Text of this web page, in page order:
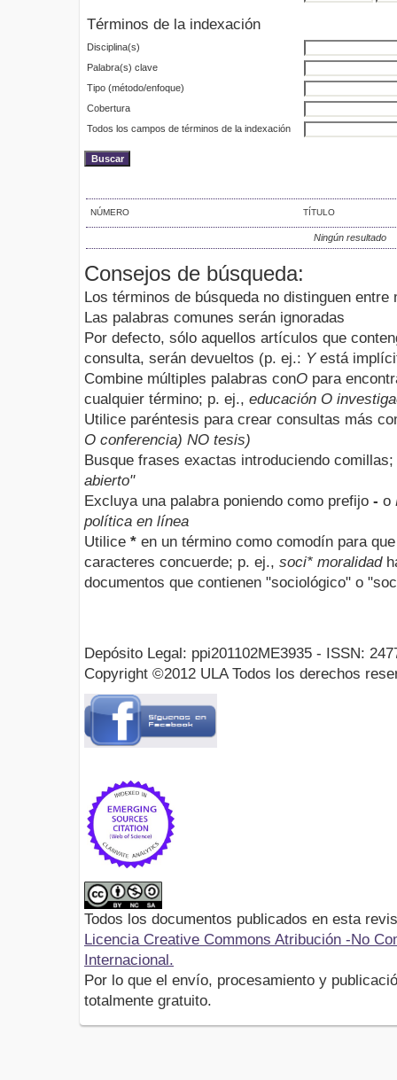
Términos de la indexación
Disciplina(s)
Palabra(s) clave
Tipo (método/enfoque)
Cobertura
Todos los campos de términos de la indexación
NÚMERO TÍTULO
Ningún resultado
Consejos de búsqueda:
Los términos de búsqueda no distinguen
Las palabras comunes serán ignoradas
Por defecto, sólo aquellos artículos que
consulta, serán devueltos (p. ej.: Yestá
Combine múltiples palabras conO para
cualquier término; p. ej., educación O
Utilice paréntesis para crear consultas más
O conferencia) NO tesis)
Busque frases exactas introduciendo
abierto"
Excluya una palabra poniendo como prefijo - o
política en línea
Utilice * en un término como comodín para
caracteres concuerde; p. ej., soci* moralidad
documentos que contienen "sociológico" o
Depósito Legal: ppi201102ME3935 - ISSN:
Copyright ©2012 ULA Todos los derechos
Todos los documentos publicados en esta
Licencia Creative Commons Atribución -No
Internacional.
Por lo que el envío, procesamiento y
totalmente gratuito.